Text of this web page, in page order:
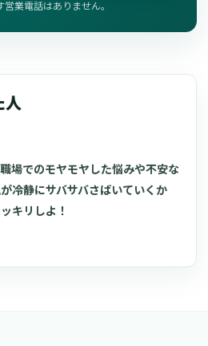
業電話はありません。
人
場でのモヤモヤした悩みや不安な
冷静にサバサバさばいていくか
キリしよ！